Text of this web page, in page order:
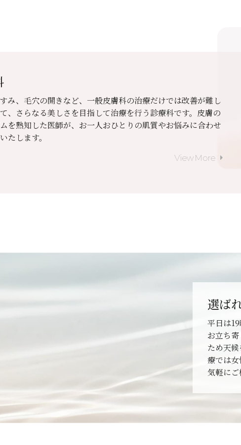
み、毛穴の開きなど、一般皮膚科の治療だけでは改善が難し
、さらなる美しさを目指して治療を行う診療科です。皮膚の
を熟知した医師が、お一人おひとりの肌質やお悩みに合わせ
たします。
View More arrow_right
選ば
平日は
お立ち
ため天
療では
気軽にご